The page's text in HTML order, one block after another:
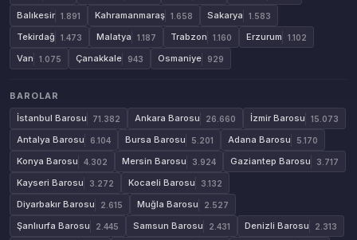
Balıkesir 1.891 Kahramanmaraş 1.658 Sakarya 1.583
Tekirdağ 1.473 Malatya 1.187 Trabzon 1.160 Erzurum 1.102
Van 1.075 Çanakkale 943 Osmaniye 929
BAROLAR
İstanbul Barosu
71.382 Ankara Barosu 26.660 İzmir Barosu 15.073
Antalya Barosu 6.104 Bursa Barosu 5.201 Adana Barosu 5.170
Konya Barosu 4.302 Mersin Barosu 3.924 Gaziantep Barosu 3.717
Kayseri Barosu 3.272 Kocaeli Barosu 3.132
Diyarbakır Barosu 2.615 Muğla Barosu 2.527
Şanlıurfa Barosu 2.445 Samsun Barosu 2.431 Denizli Barosu 2.313